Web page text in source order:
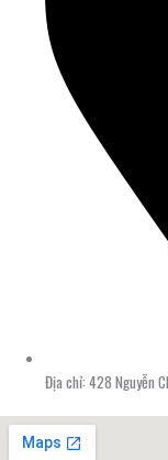
Địa chỉ: 428 Nguyễn